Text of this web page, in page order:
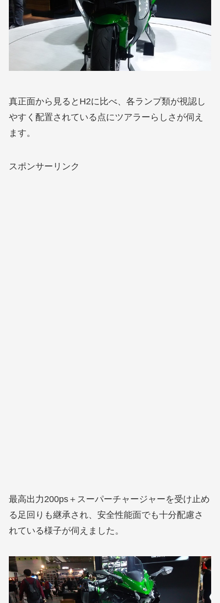
真正面から見るとH2に比べ、各ランプ類が視認し
やすく配置されている点にツアラーらしさが伺え
ます。
スポンサーリンク
最高出力200ps＋スーパーチャージャーを受け止め
る足回りも継承され、安全性能面でも十分配慮さ
れている様子が伺えました。